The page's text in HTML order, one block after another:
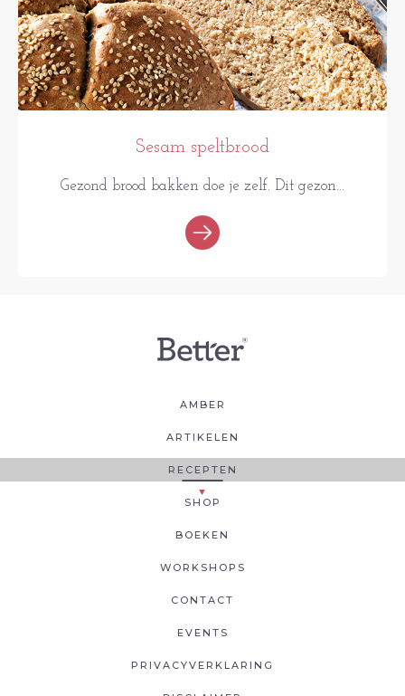
Sesam speltbrood
Gezond brood bakken doe je zelf. Dit gezon...
AMBER
ARTIKELEN
RECEPTEN
SHOP
BOEKEN
WORKSHOPS
CONTACT
EVENTS
PRIVACYVERKLARING